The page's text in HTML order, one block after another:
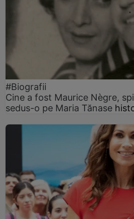
#Biografii
Cine a fost Maurice Nègre,
sedus-o pe Maria Tănase